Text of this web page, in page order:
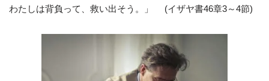
わたしは背負って、救い出そう。」
(イザヤ書46章3～4節)